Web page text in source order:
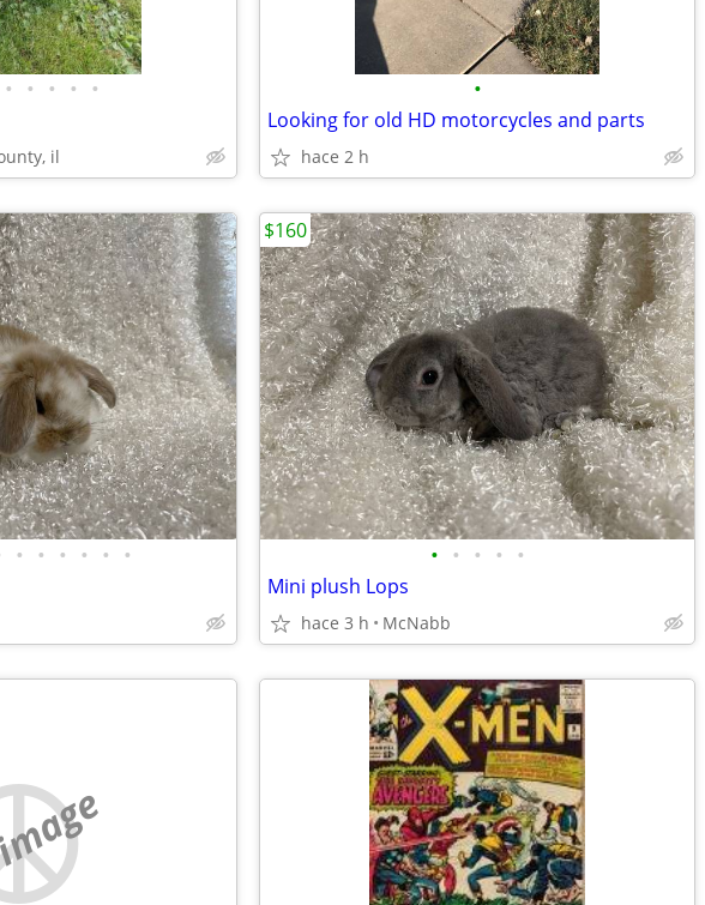
• • • • •
il
•
Looking for old HD motorcycles and parts
hace 2 h
• • • • • • • • • • •
Mini plush Lops
hace 3 h McNabb
$160